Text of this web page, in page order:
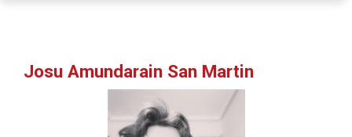
Josu Amundarain San Martin